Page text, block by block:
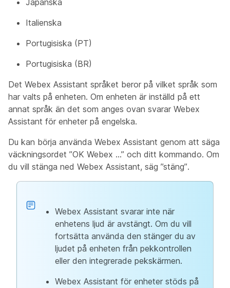
Japanska
Italienska
Portugisiska (PT)
Portugisiska (BR)
Det Webex Assistant språket beror på vilket språk som
har valts på enheten. Om enheten är inställd på ett
annat språk än det som anges ovan svarar Webex
Assistant för enheter på engelska.
Du kan börja använda Webex Assistant genom att säga
väckningsordet ”OK Webex …” och ditt kommando. Om
du vill stänga ned Webex Assistant, säg ”stäng”.
Webex Assistant svarar inte när
enhetens ljud är avstängt. Om du vill
fortsätta använda den stänger du av
ljudet på enheten från pekkontrollen
eller den integrerade pekskärmen.
Webex Assistant för enheter stöds på